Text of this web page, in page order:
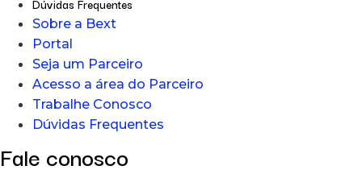
Dúvidas Frequentes
Sobre a Bext
Portal
Seja um Parceiro
Acesso a área do Parceiro
Trabalhe Conosco
Dúvidas Frequentes
Fale conosco